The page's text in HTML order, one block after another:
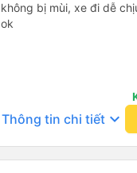
không bị mùi, xe đi dễ
ok
Thông tin chi tiết keyboard_arrow_down